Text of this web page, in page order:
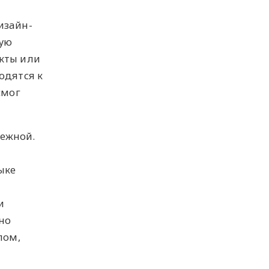
или
к